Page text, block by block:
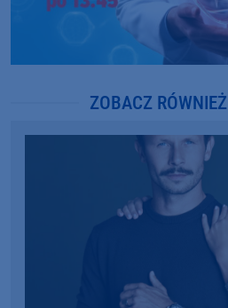
ZOBACZ RÓWNIEŻ